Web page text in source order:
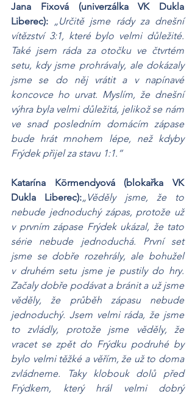
Jana Fixová (univerzálka VK Dukla
Liberec): „Určitě jsme rády za dnešní
vítězství 3:1, které bylo velmi důležité.
Také jsem ráda za otočku ve čtvrtém
setu, kdy jsme prohrávaly, ale dokázaly
jsme se do něj vrátit a v napínavé
koncovce ho urvat. Myslím, že dnešní
výhra byla velmi důležitá, jelikož se nám
ve snad posledním domácím zápase
bude hrát mnohem lépe, než kdyby
Frýdek přijel za stavu 1:1.“
Katarína Körmendyová (blokařka VK
Dukla Liberec):„Věděly jsme, že to
nebude jednoduchý zápas, protože už
v prvním zápase Frýdek ukázal, že tato
série nebude jednoduchá. První set
jsme se dobře rozehrály, ale bohužel
v druhém setu jsme je pustily do hry.
Začaly dobře podávat a bránit a už jsme
věděly, že průběh zápasu nebude
jednoduchý. Jsem velmi ráda, že jsme
to zvládly, protože jsme věděly, že
vracet se zpět do Frýdku podruhé by
bylo velmi těžké a věřím, že už to doma
zvládneme. Taky klobouk dolů před
Frýdkem, který hrál velmi dobrý